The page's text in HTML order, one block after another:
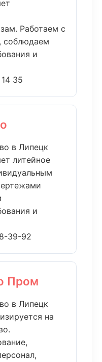
Работаем с
соблюдаем
и
35
в Липецк
литейное
и
39-92
Пром
в Липецк
на